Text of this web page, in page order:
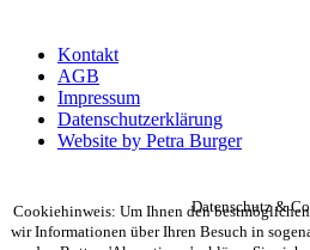
Kontakt
AGB
Impressum
Datenschutzerklärung
Website by Petra Burger
Cookiehinweis: Um Ihnen den
wir Informationen über Ihren Besuch in
Datenschutz &